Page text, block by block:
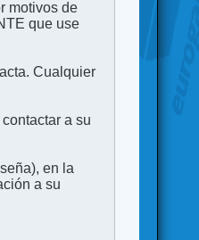
motivos de
que use
Cualquier
a su
en la
a su